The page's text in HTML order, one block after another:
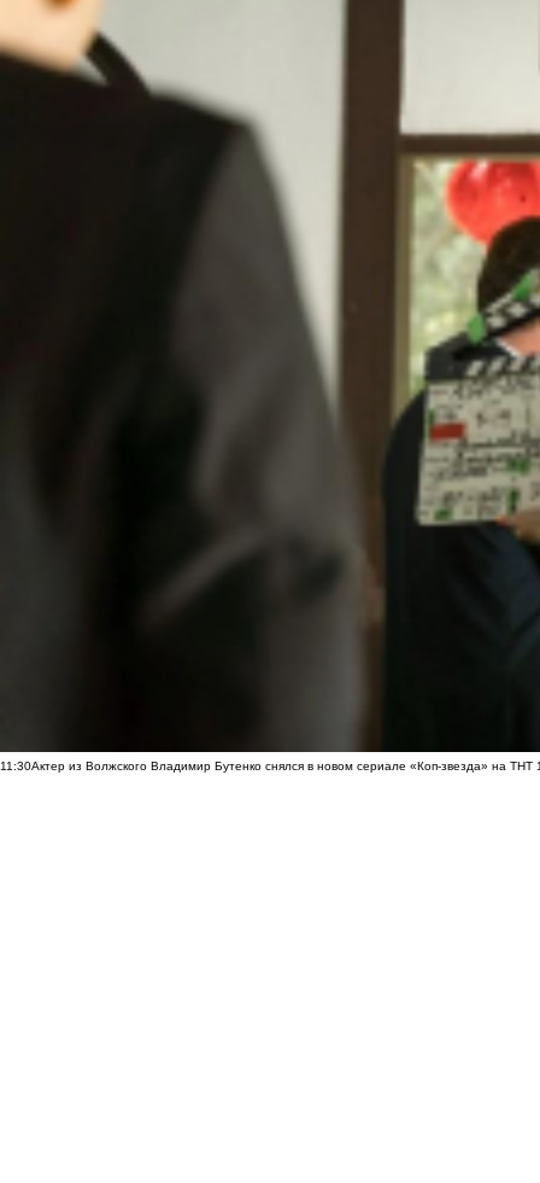
11:30Актер из Волжского Владимир Бутенко снялся в новом сериале «Коп-звезда» на ТНТ